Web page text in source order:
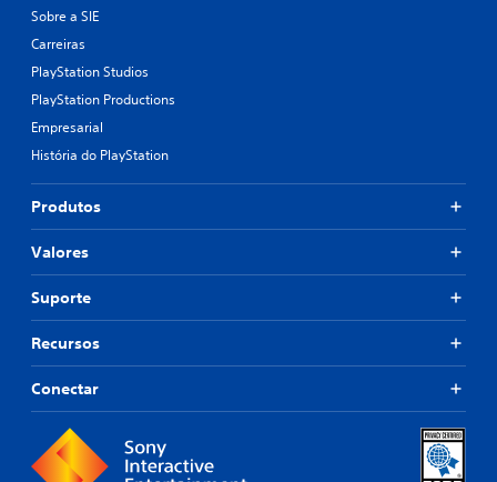
Sobre a SIE
Carreiras
PlayStation Studios
PlayStation Productions
Empresarial
História do PlayStation
Produtos
Valores
Suporte
Recursos
Conectar